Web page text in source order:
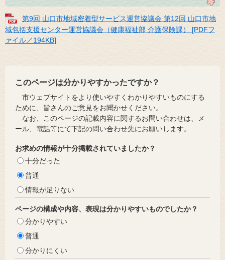
第9回 山口市地域密着型サービス運営協議会 第12回 山口市地
域包括支援センター運営協議会（健康福祉部 介護保険課） [PDFフ
ァイル／194KB]
このページは分かりやすかったですか？
市ウェブサイトをより使いやすくわかりやすいものにする
ために、皆さんのご意見をお聞かせください。
なお、このページの記載内容に関するお問い合わせは、メ
ール、電話等にて下記の問い合わせ先にお願いします。
お求めの情報が十分掲載されていましたか？
十分だった
普通
情報が足りない
ページの構成や内容、表現は分かりやすいものでしたか？
分かりやすい
普通
分かりにくい